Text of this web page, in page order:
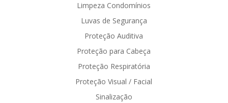
Limpeza Condomínios
Luvas de Segurança
Proteção Auditiva
Proteção para Cabeça
Proteção Respiratória
Proteção Visual / Facial
Sinalização